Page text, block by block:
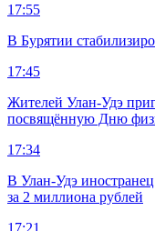
17:55
В Бурятии
17:45
Жителей Улан-Удэ
посвящённую Дню
17:34
В Улан-Удэ
за 2 миллиона рублей
17:21